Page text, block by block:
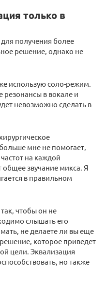
только в
получения более
решение, однако не
использую соло-режим.
резонансы в вокале и
невозможно сделать в
мне не помогает,
на каждой
звучание микса. Я
в правильном
чтобы он не
слышать его
не делаете ли вы еще
которое приведет
цели. Эквализация
но также